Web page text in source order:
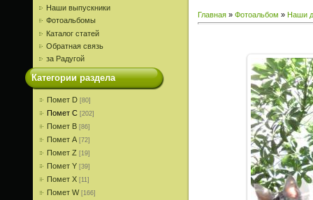
Наши выпускники
Фотоальбомы
Каталог статей
Обратная связь
за Радугой
Категории раздела
Помет D [80]
Помет С [202]
Помет В [86]
Помет A [72]
Помет Z [19]
Помет Y [39]
Помет X [11]
Помет W [166]
Главная » Фотоальбом » Наши